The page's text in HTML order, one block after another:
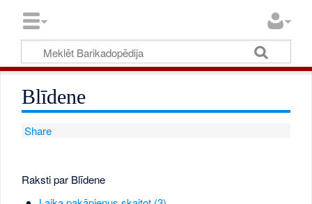
Blīdene
Share
Raksti par Blīdene